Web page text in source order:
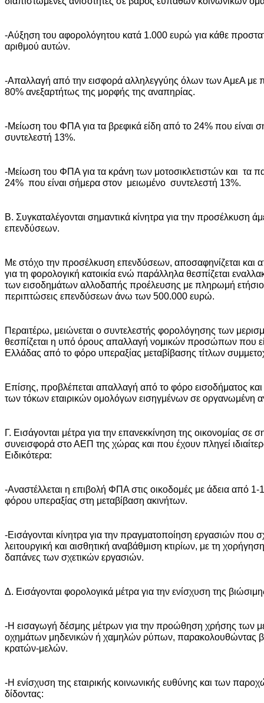
-Αύξηση του αφορολόγητου κατά 1.000 ευρώ για κάθε
αριθμού αυτών.
-Απαλλαγή από την εισφορά αλληλεγγύης όλων των ΑμεΑ με
80% ανεξαρτήτως της μορφής της αναπηρίας.
-Μείωση του ΦΠΑ για τα βρεφικά είδη από το 24% που είναι
συντελεστή 13%.
-Μείωση του ΦΠΑ για τα κράνη των μοτοσικλετιστών και τα
24% που είναι σήμερα στον μειωμένο συντελεστή 13%.
Β. Συγκαταλέγονται σημαντικά κίνητρα για την προσέλκυση
επενδύσεων.
Με στόχο την προσέλκυση επενδύσεων, αποσαφηνίζεται και
για τη φορολογική κατοικία ενώ παράλληλα θεσπίζεται
των εισοδημάτων αλλοδαπής προέλευσης με πληρωμή
περιπτώσεις επενδύσεων άνω των 500.000 ευρώ.
Περαιτέρω, μειώνεται ο συντελεστής φορολόγησης των
θεσπίζεται η υπό όρους απαλλαγή νομικών προσώπων που
Ελλάδας από το φόρο υπεραξίας μεταβίβασης τίτλων
Επίσης, προβλέπεται απαλλαγή από το φόρο εισοδήματος
των τόκων εταιρικών ομολόγων εισηγμένων σε οργανωμένη
Γ. Εισάγονται μέτρα για την επανεκκίνηση της οικονομίας σε
συνεισφορά στο ΑΕΠ της χώρας και που έχουν πληγεί
Ειδικότερα:
-Αναστέλλεται η επιβολή ΦΠΑ στις οικοδομές με άδεια από 1-
φόρου υπεραξίας στη μεταβίβαση ακινήτων.
-Εισάγονται κίνητρα για την πραγματοποίηση εργασιών που
λειτουργική και αισθητική αναβάθμιση κτιρίων, με τη
δαπάνες των σχετικών εργασιών.
Δ. Εισάγονται φορολογικά μέτρα για την ενίσχυση της
-Η εισαγωγή δέσμης μέτρων για την προώθηση χρήσης των
οχημάτων μηδενικών ή χαμηλών ρύπων, παρακολουθώντας
κρατών-μελών.
-Η ενίσχυση της εταιρικής κοινωνικής ευθύνης και των
δίδοντας: